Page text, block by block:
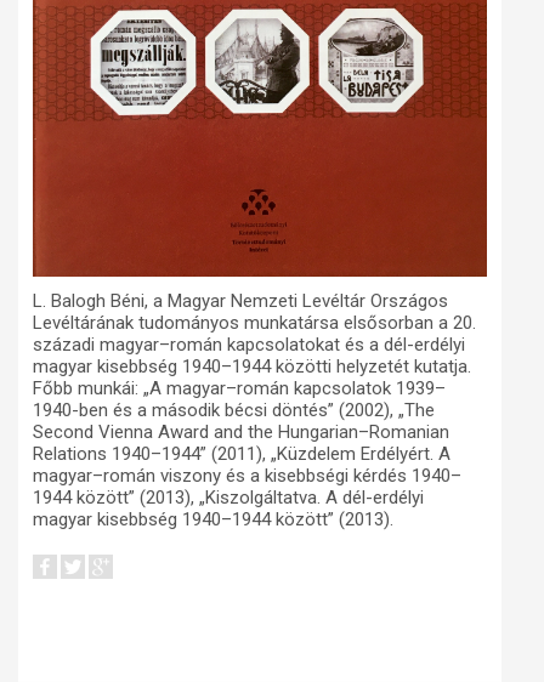
L. Balogh Béni, a Magyar Nemzeti Levéltár Országos
Levéltárának tudományos munkatársa elsősorban a 20.
századi magyar–román kapcsolatokat és a dél-erdélyi
magyar kisebbség 1940–1944 közötti helyzetét kutatja.
Főbb munkái: „A magyar–román kapcsolatok 1939–
1940-ben és a második bécsi döntés” (2002), „The
Second Vienna Award and the Hungarian–Romanian
Relations 1940–1944” (2011), „Küzdelem Erdélyért. A
magyar–román viszony és a kisebbségi kérdés 1940–
1944 között” (2013), „Kiszolgáltatva. A dél-erdélyi
magyar kisebbség 1940–1944 között” (2013).